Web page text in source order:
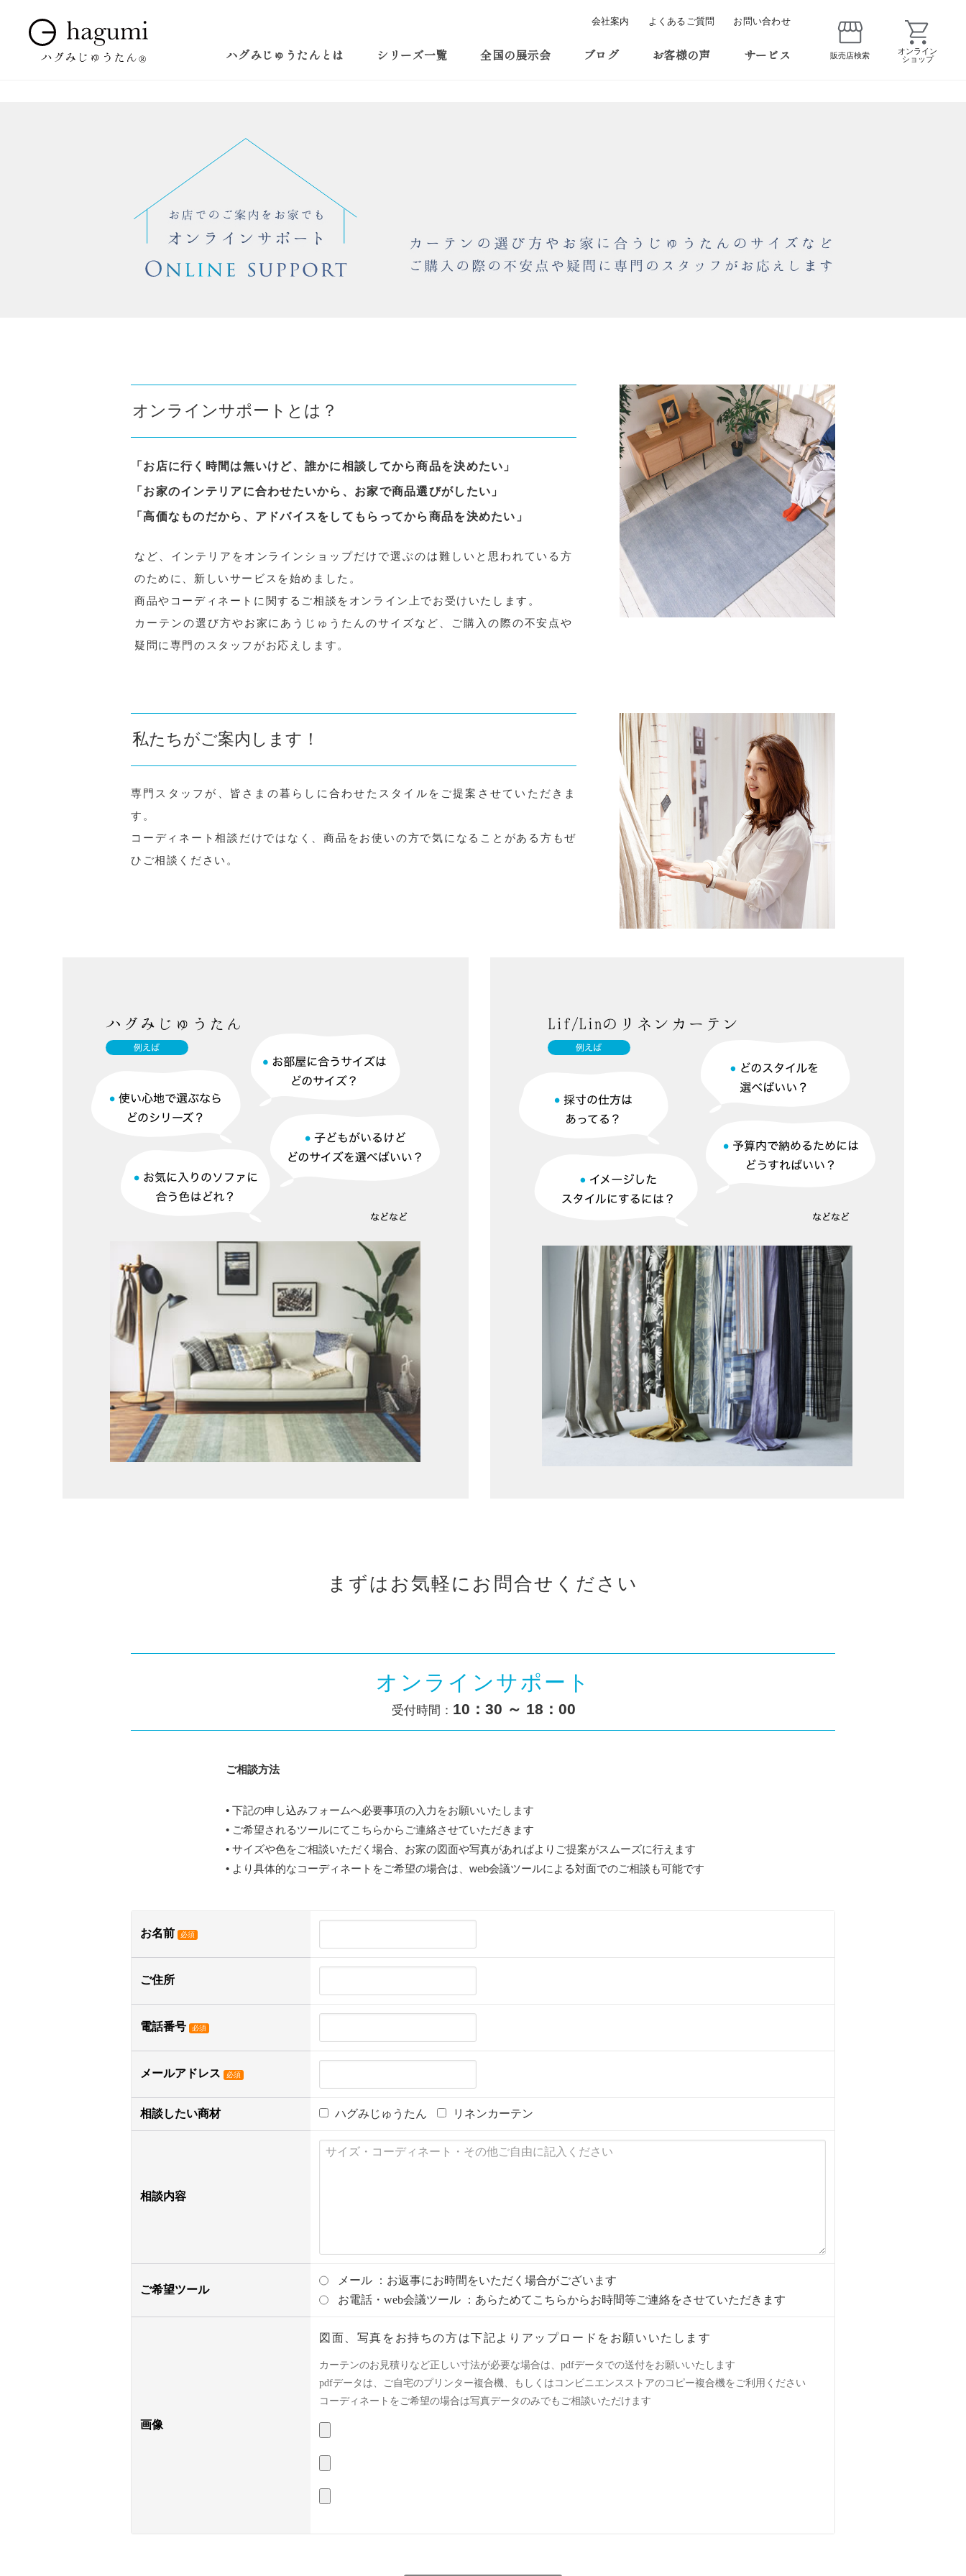
ハグみじゅうたんとは シリーズ一覧 全国の展示会 ブログ お客様の声 サービス
会社案内 よくあるご質問 お問い合わせ
販売店検索
オンライン
ショップ
オンラインサポートとは？
「お店に行く時間は無いけど、誰かに相談してから商品を決めたい」
「お家のインテリアに合わせたいから、お家で商品選びがしたい」
「高価なものだから、アドバイスをしてもらってから商品を決めたい」
など、インテリアをオンラインショップだけで選ぶのは難しいと思われている方
のために、新しいサービスを始めました。
商品やコーディネートに関するご相談をオンライン上でお受けいたします。
カーテンの選び方やお家にあうじゅうたんのサイズなど、ご購入の際の不安点や
疑問に専門のスタッフがお応えします。
私たちがご案内します！
専門スタッフが、皆さまの暮らしに合わせたスタイルをご提案させていただきま
す。
コーディネート相談だけではなく、商品をお使いの方で気になることがある方もぜ
ひご相談ください。
まずはお気軽にお問合せください
オンラインサポート
受付時間： 10：30 ～ 18：00
ご相談方法
• 下記の申し込みフォームへ必要事項の入力をお願いいたします
• ご希望されるツールにてこちらからご連絡させていただきます
• サイズや色をご相談いただく場合、お家の図面や写真があればよりご提案がスムーズに行えます
• より具体的なコーディネートをご希望の場合は、web会議ツールによる対面でのご相談も可能です
お名前 必須
ご住所
電話番号 必須
メールアドレス 必須
相談したい商材 ハグみじゅうたん リネンカーテン
相談内容
ご希望ツール
メール ：お返事にお時間をいただく場合がございます
お電話・web会議ツール ：あらためてこちらからお時間等ご連絡をさせていただきます
画像
図面、写真をお持ちの方は下記よりアップロードをお願いいたします
カーテンのお見積りなど正しい寸法が必要な場合は、pdfデータでの送付をお願いいたします
pdfデータは、ご自宅のプリンター複合機、もしくはコンビニエンスストアのコピー複合機をご利用ください
コーディネートをご希望の場合は写真データのみでもご相談いただけます